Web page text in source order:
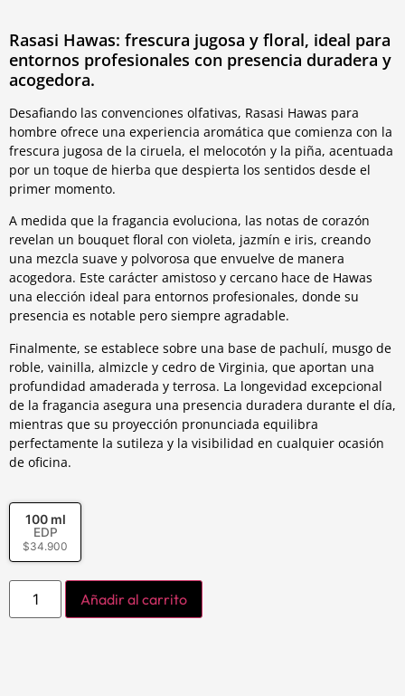
Rasasi Hawas: frescura jugosa y floral, ideal para
entornos profesionales con presencia duradera y
acogedora.
Desafiando las convenciones olfativas, Rasasi Hawas para
hombre ofrece una experiencia aromática que comienza con la
frescura jugosa de la ciruela, el melocotón y la piña, acentuada
por un toque de hierba que despierta los sentidos desde el
primer momento.
A medida que la fragancia evoluciona, las notas de corazón
revelan un bouquet floral con violeta, jazmín e iris, creando
una mezcla suave y polvorosa que envuelve de manera
acogedora. Este carácter amistoso y cercano hace de Hawas
una elección ideal para entornos profesionales, donde su
presencia es notable pero siempre agradable.
Finalmente, se establece sobre una base de pachulí, musgo de
roble, vainilla, almizcle y cedro de Virginia, que aportan una
profundidad amaderada y terrosa. La longevidad excepcional
de la fragancia asegura una presencia duradera durante el día,
mientras que su proyección pronunciada equilibra
perfectamente la sutileza y la visibilidad en cualquier ocasión
de oficina.
100 ml
EDP
$34.900
Añadir al carrito